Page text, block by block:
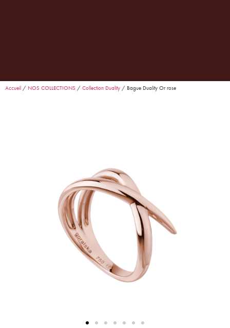
Accueil / NOS COLLECTIONS / Collection Duality / Bague Duality Or rose